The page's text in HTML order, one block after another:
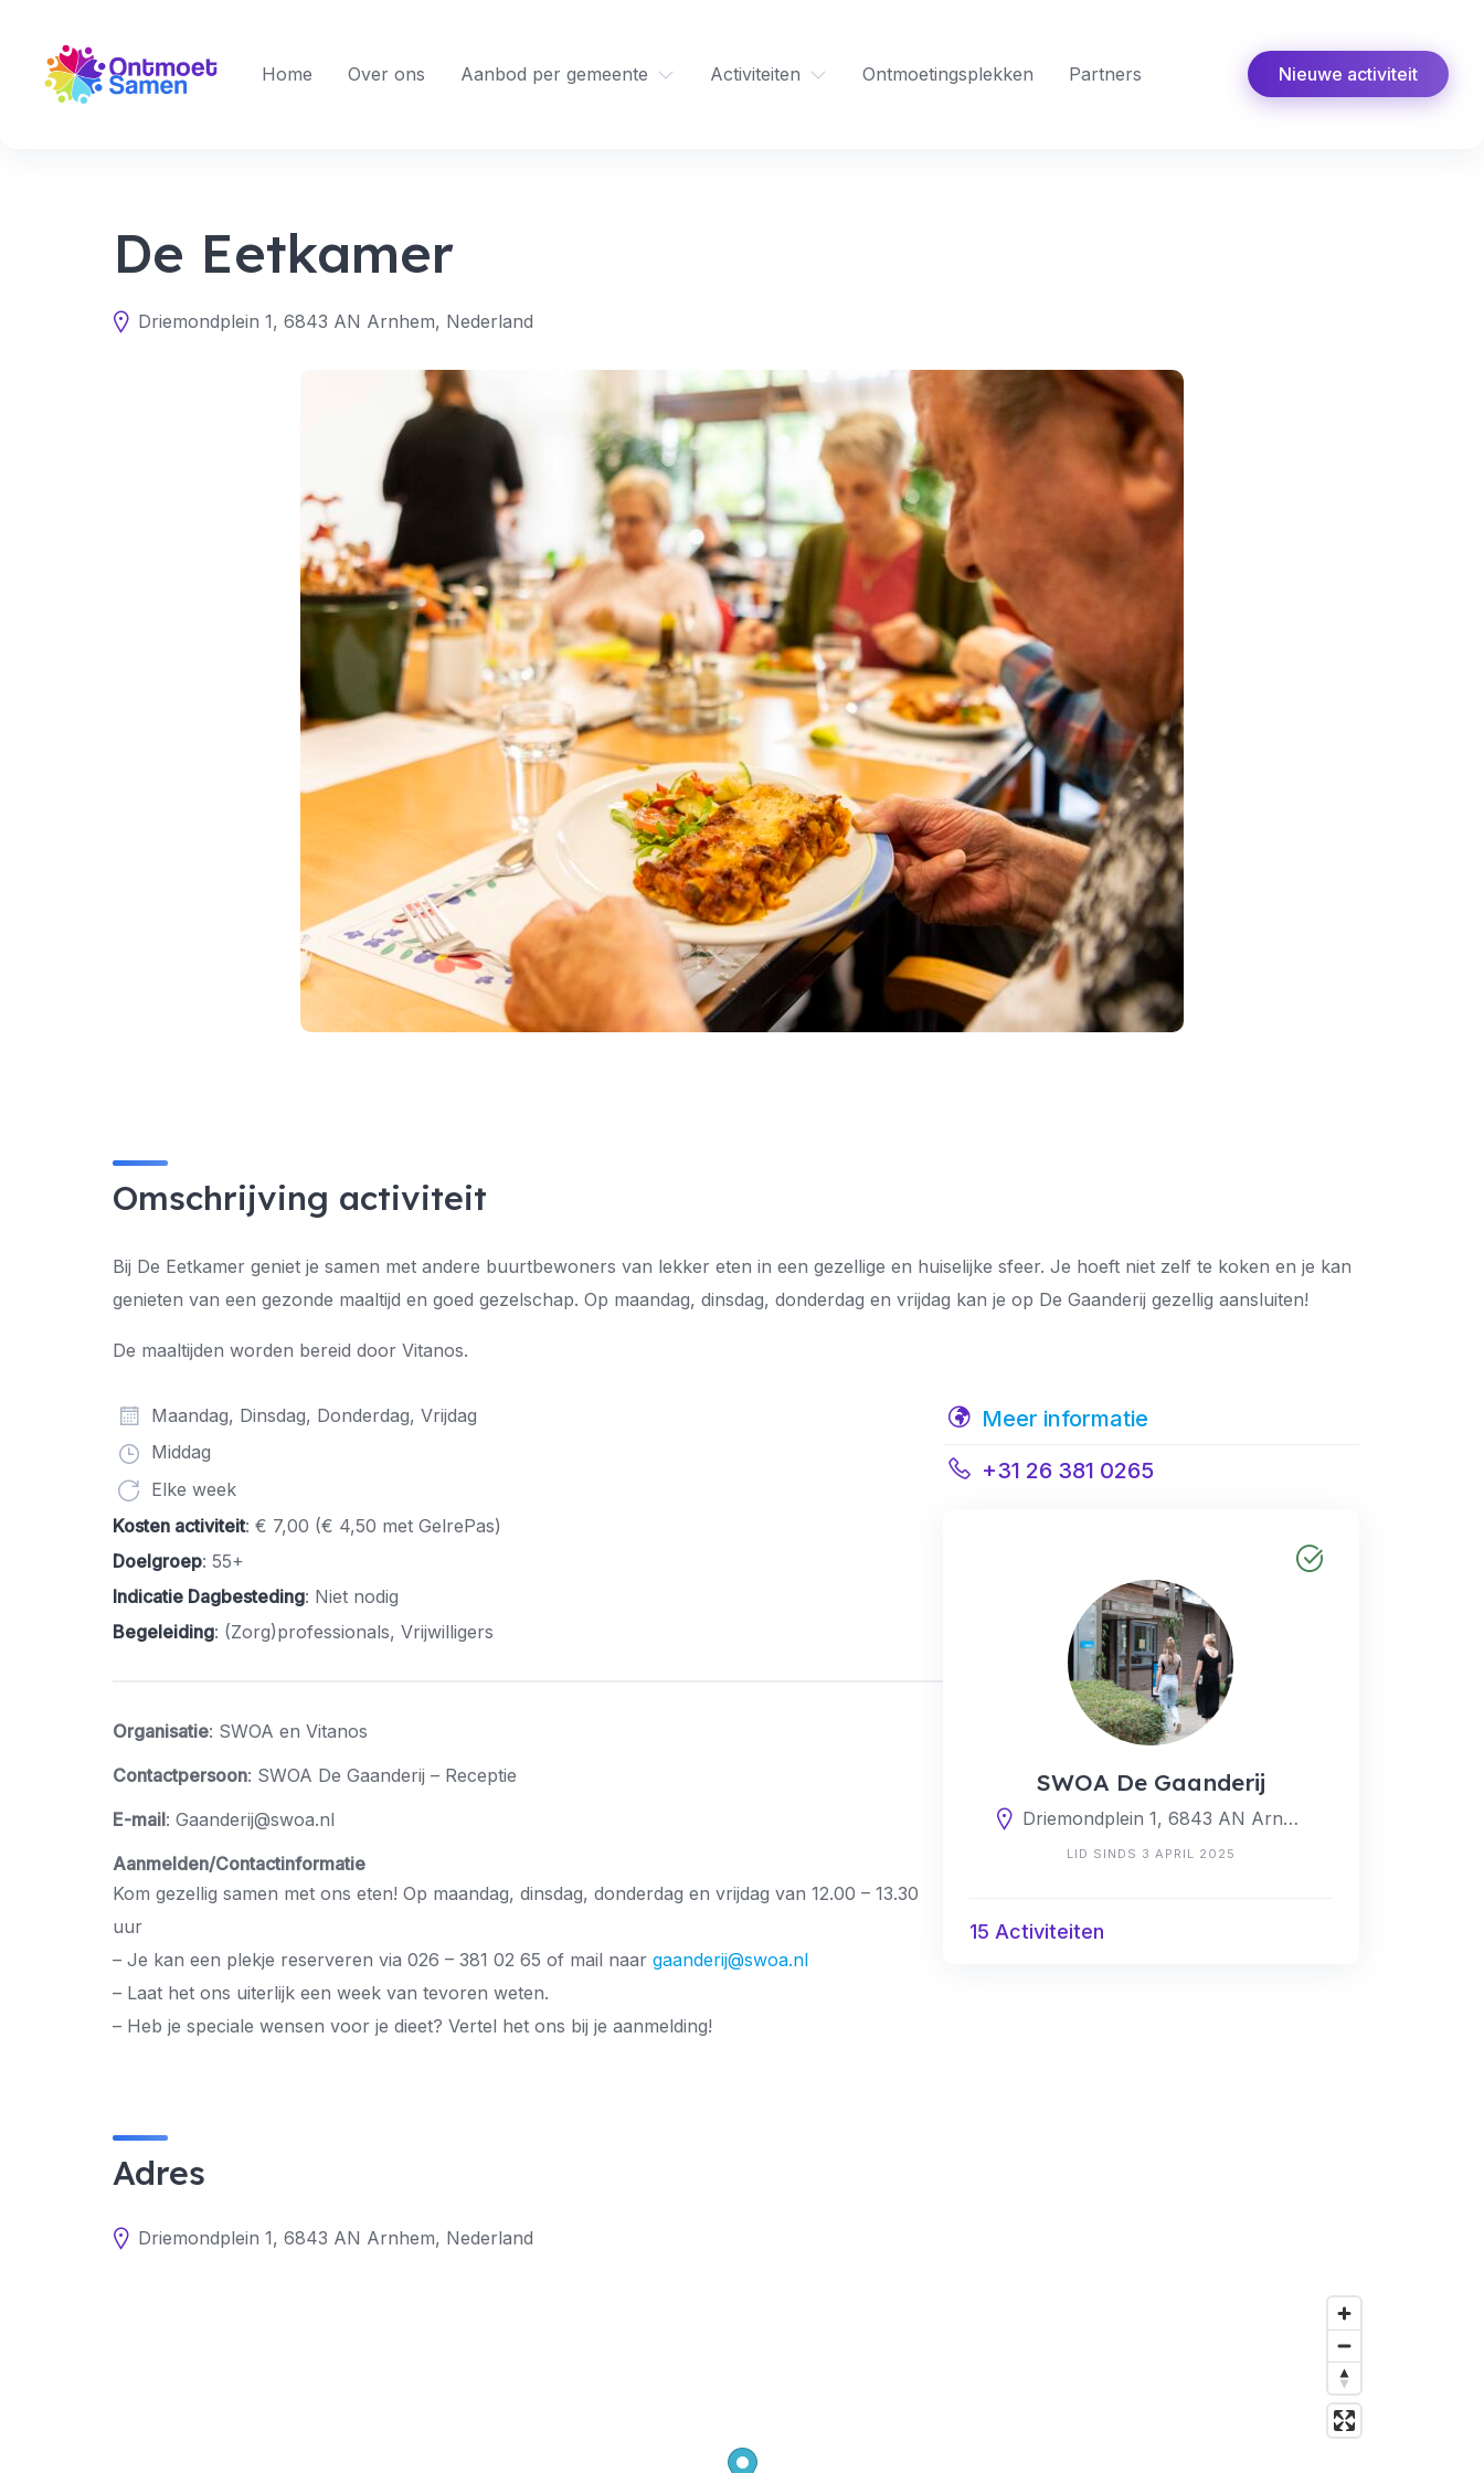
content
Home Over ons Aanbod per gemeente Activiteiten Ontmoetingsplekken Partners Nieuwe activiteit
De Eetkamer
Driemondplein 1, 6843 AN Arnhem, Nederland
Omschrijving activiteit
Bij De Eetkamer geniet je samen met andere buurtbewoners van lekker eten in een gezellige en huiselijke sfeer. Je hoeft niet zelf te koken en je kan
genieten van een gezonde maaltijd en goed gezelschap. Op maandag, dinsdag, donderdag en vrijdag kan je op De Gaanderij gezellig aansluiten!
De maaltijden worden bereid door Vitanos.
Maandag, Dinsdag, Donderdag, Vrijdag
Middag
Elke week
Kosten activiteit: € 7,00 (€ 4,50 met GelrePas)
Doelgroep: 55+
Indicatie Dagbesteding: Niet nodig
Begeleiding: (Zorg)professionals, Vrijwilligers
Organisatie: SWOA en Vitanos
Contactpersoon: SWOA De Gaanderij – Receptie
E-mail: Gaanderij@swoa.nl
Aanmelden/Contactinformatie
Kom gezellig samen met ons eten! Op maandag, dinsdag, donderdag en vrijdag van 12.00 – 13.30
uur
– Je kan een plekje reserveren via 026 – 381 02 65 of mail naar gaanderij@swoa.nl
– Laat het ons uiterlijk een week van tevoren weten.
– Heb je speciale wensen voor je dieet? Vertel het ons bij je aanmelding!
Meer informatie
+31 26 381 0265
SWOA De Gaanderij
Driemondplein 1, 6843 AN Arnhem, Nederland
LID SINDS 3 APRIL 2025
15 Activiteiten
Adres
Driemondplein 1, 6843 AN Arnhem, Nederland